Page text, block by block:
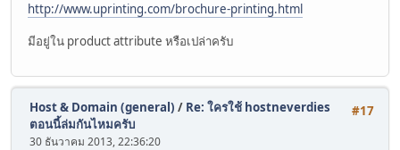
http://www.uprinting.com/brochure-printing.html
มีอยู่ใน product attribute หรือเปล่าครับ
#17
Host & Domain (general) / Re: ใครใช้ hostneverdies
ตอนนี้ล่มกันไหมครับ
30 ธันวาคม 2013, 22:36:20